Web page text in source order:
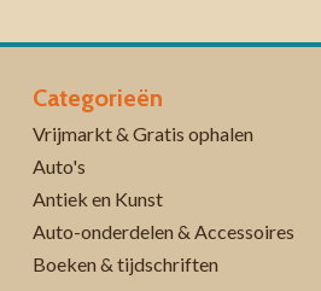
Categorieën
Vrijmarkt & Gratis ophalen
Auto's
Antiek en Kunst
Auto-onderdelen & Accessoires
Boeken & tijdschriften